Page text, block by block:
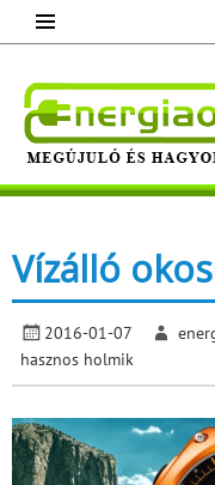
content
Megújuló és
Vízálló
2016-01-07
hasznos holmik